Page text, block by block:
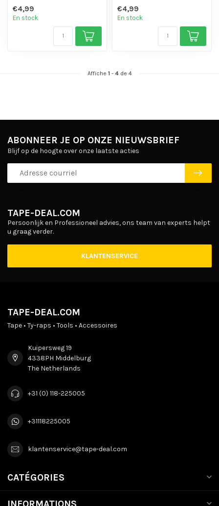
- Différentes co...
€4,99
En stock
- Différentes co...
€4,99
En stock
Affiche 1- 4de 4
TAPE-DEAL.COM
Persoonlijk en Professioneel advies, ons team van experts helpt
u graag verder.
KLANTENSERVICE
ABONNEER JE OP ONZE NIEUWSBRIEF
Blijf op de hoogte over onze laatste acties
TAPE-DEAL.COM
Tape • Ty-raps • Tools • Accessoires
Kuipersweg 19
4338PH Middelburg
The Netherlands
+31 (0) 118-225005
+31118225005
klantenservice@tape-deal.com
CATÉGORIES
INFORMATIONS